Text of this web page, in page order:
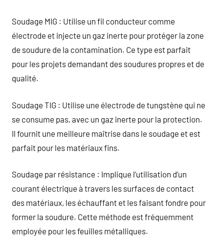
Soudage MIG : Utilise un fil conducteur comme
électrode et injecte un gaz inerte pour protéger la zone
de soudure de la contamination. Ce type est parfait
pour les projets demandant des soudures propres et de
qualité.
Soudage TIG : Utilise une électrode de tungstène qui ne
se consume pas, avec un gaz inerte pour la protection.
Il fournit une meilleure maîtrise dans le soudage et est
parfait pour les matériaux fins.
Soudage par résistance : Implique l’utilisation d’un
courant électrique à travers les surfaces de contact
des matériaux, les échauffant et les faisant fondre pour
former la soudure. Cette méthode est fréquemment
employée pour les feuilles métalliques.